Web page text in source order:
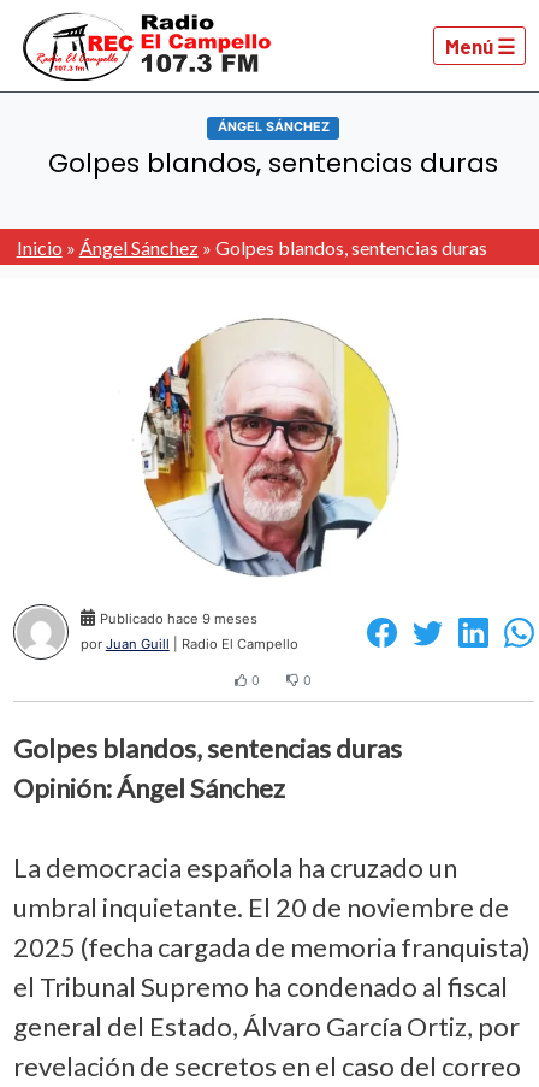
Menú ☰
ÁNGEL SÁNCHEZ
Golpes blandos, sentencias duras
Inicio » Ángel Sánchez» Golpes blandos, sentencias duras
Publicado hace 9 meses
por Juan Guill | Radio El Campello
0 0
Golpes blandos, sentencias duras
Opinión: Ángel Sánchez
La democracia española ha cruzado un
umbral inquietante. El 20 de noviembre de
2025 (fecha cargada de memoria franquista)
el Tribunal Supremo ha condenado al fiscal
general del Estado, Álvaro García Ortiz, por
revelación de secretos en el caso del correo